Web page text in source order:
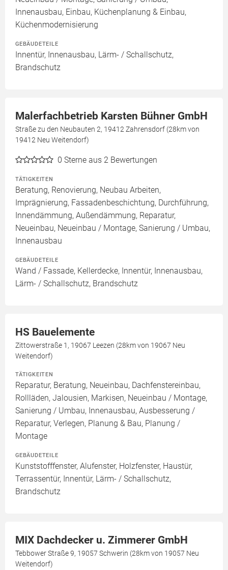
Innenausbau, Einbau, Küchenplanung & Einbau,
Küchenmodernisierung
GEBÄUDETEILE
Innentür, Innenausbau, Lärm- / Schallschutz,
Brandschutz
Malerfachbetrieb Karsten Bühner GmbH
Straße zu den Neubauten 2, 19412 Zahrensdorf (28km von
19412 Neu Weitendorf)
0 Sterne aus 2 Bewertungen
TÄTIGKEITEN
Beratung, Renovierung, Neubau Arbeiten,
Imprägnierung, Fassadenbeschichtung, Durchführung,
Innendämmung, Außendämmung, Reparatur,
Neueinbau, Neueinbau / Montage, Sanierung / Umbau,
Innenausbau
GEBÄUDETEILE
Wand / Fassade, Kellerdecke, Innentür, Innenausbau,
Lärm- / Schallschutz, Brandschutz
HS Bauelemente
Zittowerstraße 1, 19067 Leezen (28km von 19067 Neu
Weitendorf)
TÄTIGKEITEN
Reparatur, Beratung, Neueinbau, Dachfenstereinbau,
Rollläden, Jalousien, Markisen, Neueinbau / Montage,
Sanierung / Umbau, Innenausbau, Ausbesserung /
Reparatur, Verlegen, Planung & Bau, Planung /
Montage
GEBÄUDETEILE
Kunststofffenster, Alufenster, Holzfenster, Haustür,
Terrassentür, Innentür, Lärm- / Schallschutz,
Brandschutz
MIX Dachdecker u. Zimmerer GmbH
Tebbower Straße 9, 19057 Schwerin (28km von 19057 Neu
Weitendorf)